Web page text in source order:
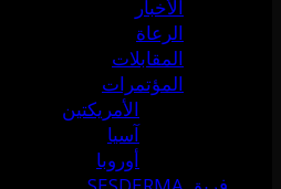
الأخبار
الرعاة
المقابلات
المؤتمرات
الأمريكتين
آسيا
أوروبا